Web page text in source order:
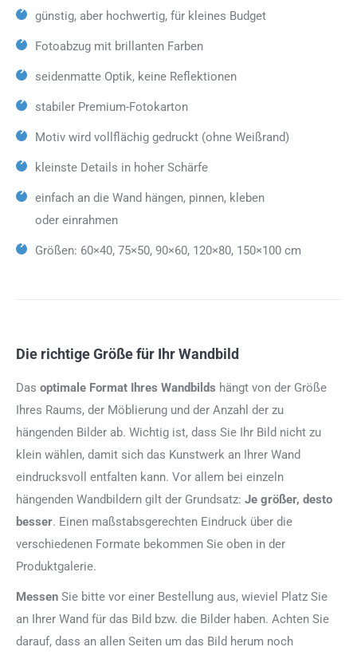
günstig, aber hochwertig, für kleines Budget
Fotoabzug mit brillanten Farben
seidenmatte Optik, keine Reflektionen
stabiler Premium-Fotokarton
Motiv wird vollflächig gedruckt (ohne Weißrand)
kleinste Details in hoher Schärfe
einfach an die Wand hängen, pinnen, kleben
oder einrahmen
Größen: 60×40, 75×50, 90×60, 120×80, 150×100 cm
Die richtige Größe für Ihr Wandbild
Das optimale Format Ihres Wandbilds hängt von der Größe
Ihres Raums, der Möblierung und der Anzahl der zu
hängenden Bilder ab. Wichtig ist, dass Sie Ihr Bild nicht zu
klein wählen, damit sich das Kunstwerk an Ihrer Wand
eindrucksvoll entfalten kann. Vor allem bei einzeln
hängenden Wandbildern gilt der Grundsatz: Je größer, desto
besser. Einen maßstabsgerechten Eindruck über die
verschiedenen Formate bekommen Sie oben in der
Produktgalerie.
Messen Sie bitte vor einer Bestellung aus, wieviel Platz Sie
an Ihrer Wand für das Bild bzw. die Bilder haben. Achten Sie
darauf, dass an allen Seiten um das Bild herum noch